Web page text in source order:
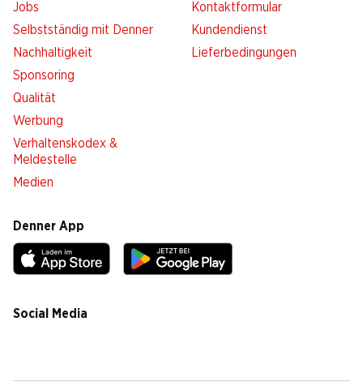
Jobs
Selbstständig mit Denner
Nachhaltigkeit
Sponsoring
Qualität
Werbung
Verhaltenskodex &
Meldestelle
Medien
Kontaktformular
Kundendienst
Lieferbedingungen
Denner App
Social Media